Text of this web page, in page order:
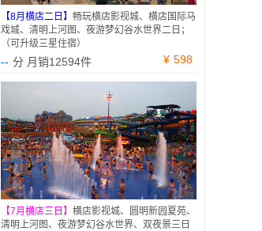
【8月横店二日】 畅玩横店影视城、横店国际马
戏城、清明上河图、夜游梦幻谷水世界二日；
（可升级三星住宿）
-- 分 月销12594件 ¥ 598
【7月横店三日】 横店影视城、圆明新园夏苑、
清明上河图、夜游梦幻谷水世界、双夜景三日